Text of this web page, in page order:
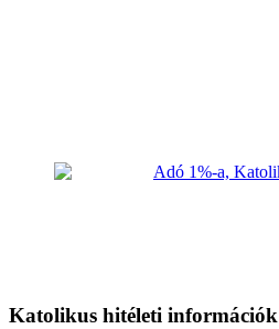
Katolikus hitéleti információk